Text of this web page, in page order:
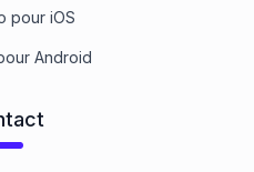
pour iOS
Android